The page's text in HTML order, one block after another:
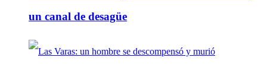
un canal de desagüe